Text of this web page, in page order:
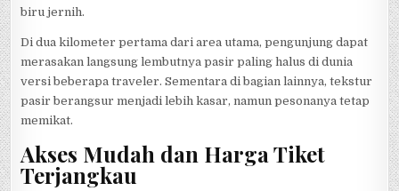
biru jernih.
Di dua kilometer pertama dari area utama, pengunjung dapat
merasakan langsung lembutnya pasir paling halus di dunia
versi beberapa traveler. Sementara di bagian lainnya, tekstur
pasir berangsur menjadi lebih kasar, namun pesonanya tetap
memikat.
Akses Mudah dan Harga Tiket
Terjangkau